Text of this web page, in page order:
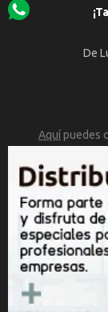
De
Aquípuedes